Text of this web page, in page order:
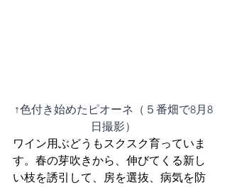
↑色付き始めたピオーネ（５番畑で8月8
日撮影）
ワイン用ぶどうもスクスク育っていま
す。春の芽吹きから、伸びてくる新し
い枝を誘引して、房を選抜、病気を防